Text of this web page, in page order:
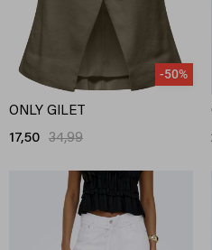
-50%
ONLY GILET
17,50 34,99